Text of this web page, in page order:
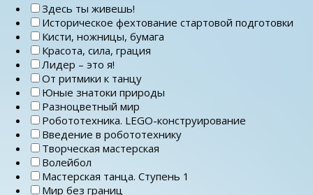
Здесь ты живешь!
Историческое фехтование стартовой подготовки
Кисти, ножницы, бумага
Красота, сила, грация
Лидер – это я!
От ритмики к танцу
Юные знатоки природы
Разноцветный мир
Робототехника. LEGO-конструирование
Введение в робототехнику
Творческая мастерская
Волейбол
Мастерская танца. Ступень 1
Мир без границ